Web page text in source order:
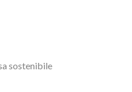
sostenibile